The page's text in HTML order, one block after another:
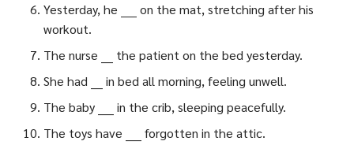
Yesterday, he ____ on the mat, stretching after his
workout.
The nurse ___ the patient on the bed yesterday.
She had ___ in bed all morning, feeling unwell.
The baby ____ in the crib, sleeping peacefully.
The toys have ____ forgotten in the attic.